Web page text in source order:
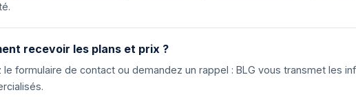
recevoir les plans et prix ?
le formulaire de contact ou demandez un rappel : BLG vous transmet les